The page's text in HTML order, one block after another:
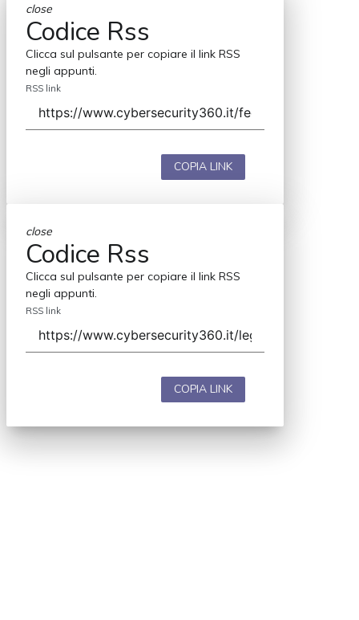
close
Codice Rss
Clicca sul pulsante per copiare il link RSS
negli appunti.
RSS link
COPIA LINK
close
Codice Rss
Clicca sul pulsante per copiare il link RSS
negli appunti.
RSS link
COPIA LINK